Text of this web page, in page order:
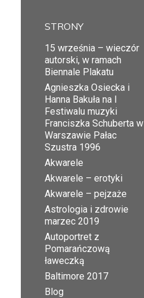
STRONY
15 września – wieczór
autorski, w ramach
Biennale Plakatu
Agnieszka Osiecka i
Hanna Bakuła na I
Festiwalu muzyki
Franciszka Schuberta w
Warszawie Pałac
Szustra 1996
Akwarele
Akwarele – erotyki
Akwarele – pejzaże
Astrologia i zdrowie
marzec 2019
Autoportret z
Pomarańczową
ławeczką
Baltimore 2017
Blog